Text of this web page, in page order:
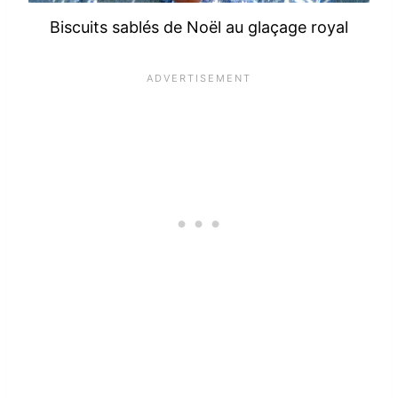
Biscuits sablés de Noël au glaçage royal